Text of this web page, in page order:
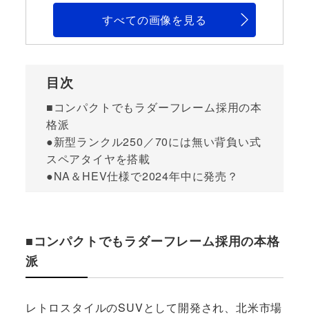
すべての画像を見る
目次
■コンパクトでもラダーフレーム採用の本
格派
●新型ランクル250／70には無い背負い式
スペアタイヤを搭載
●NA＆HEV仕様で2024年中に発売？
■コンパクトでもラダーフレーム採用の本格
派
レトロスタイルのSUVとして開発され、北米市場